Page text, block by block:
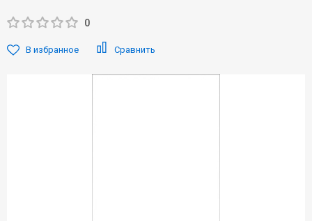
0
В избранное Сравнить